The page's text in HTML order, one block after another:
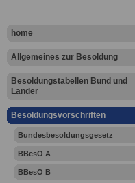
home
Allgemeines zur Besoldung
Besoldungstabellen Bund und
Länder
Besoldungsvorschriften
Bundesbesoldungsgesetz
BBesO A
BBesO B